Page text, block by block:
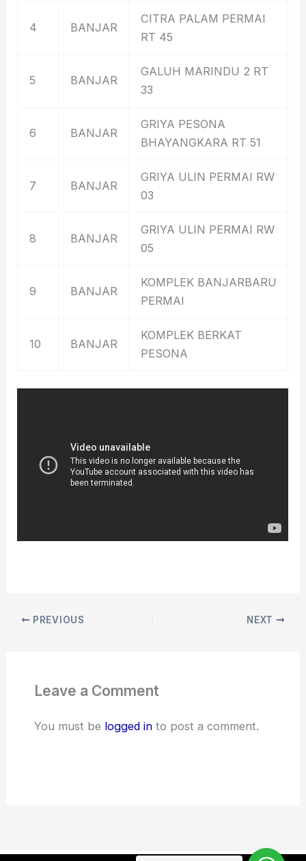
4 BANJAR
CITRA PALAM PERMAI
RT 45
5 BANJAR
GALUH MARINDU 2 RT
33
6 BANJAR
GRIYA PESONA
BHAYANGKARA RT 51
7 BANJAR
GRIYA ULIN PERMAI RW
03
8 BANJAR
GRIYA ULIN PERMAI RW
05
9 BANJAR
KOMPLEK BANJARBARU
PERMAI
10 BANJAR
KOMPLEK BERKAT
PESONA
PREVIOUS NEXT
Leave a Comment
You must be logged into post a comment.